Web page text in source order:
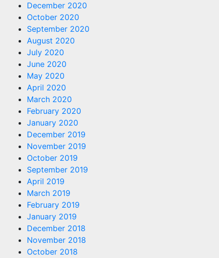
December 2020
October 2020
September 2020
August 2020
July 2020
June 2020
May 2020
April 2020
March 2020
February 2020
January 2020
December 2019
November 2019
October 2019
September 2019
April 2019
March 2019
February 2019
January 2019
December 2018
November 2018
October 2018